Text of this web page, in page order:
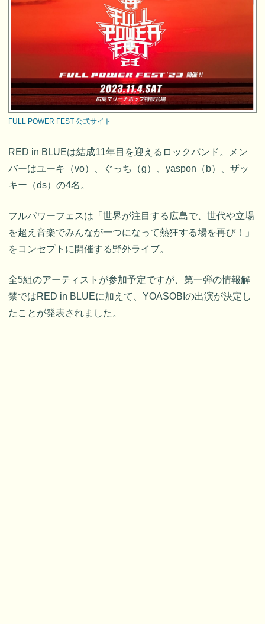
FULL POWER FEST 公式サイト
RED in BLUEは結成11年目を迎えるロックバンド。メン
バーはユーキ（vo）、ぐっち（g）、yaspon（b）、ザッ
キー（ds）の4名。
フルパワーフェスは「世界が注目する広島で、世代や立場
を超え音楽でみんなが一つになって熱狂する場を再び！」
をコンセプトに開催する野外ライブ。
全5組のアーティストが参加予定ですが、第一弾の情報解
禁ではRED in BLUEに加えて、YOASOBIの出演が決定し
たことが発表されました。